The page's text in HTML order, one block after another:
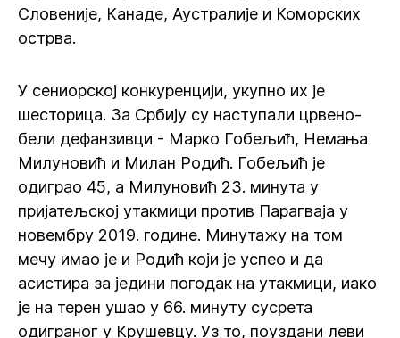
Словеније, Канаде, Аустралије и Коморских
острва.
У сениорској конкуренцији, укупно их је
шесторица. За Србију су наступали црвено-
бели дефанзивци - Марко Гобељић, Немања
Милуновић и Милан Родић. Гобељић је
одиграо 45, а Милуновић 23. минута у
пријатељској утакмици против Парагваја у
новембру 2019. године. Минутажу на том
мечу имао је и Родић који је успео и да
асистира за једини погодак на утакмици, иако
је на терен ушао у 66. минуту сусрета
одиграног у Крушевцу. Уз то, поуздани леви